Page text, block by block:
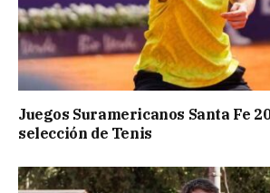
Juegos Suramericanos Santa Fe
selección de Tenis